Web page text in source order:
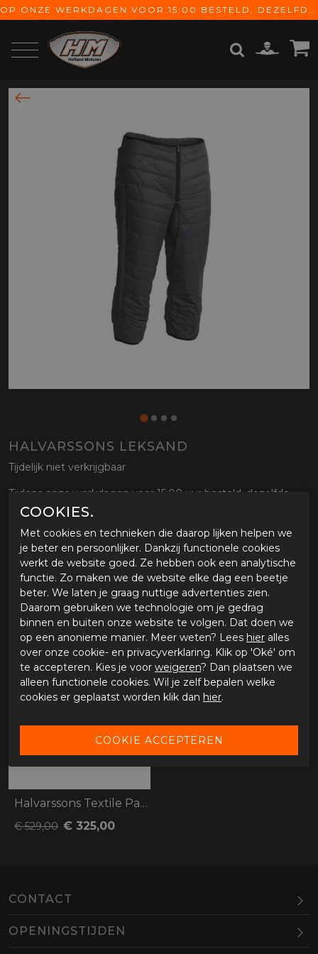
OP ONZE WERKDAGEN VOOR 15:00 BESTELD, DEZELFDE DAG VERZONDEN! GRATIS VERZENDING VANAF € 65,-
HALVARSSONS LEKSAND
Tijdelijk niet verkrijgbaar
Tijdens onze werkdagen voor 15:00 uur besteld, dezelfde
dag verstuurd.
OMSCHRIJVING HALVARSSONS LEKSAND
Halvarssons Leksand
GERELATEERDE PRODUCTEN
-39%
Halvarssons Textile Pants Malung
€ 529,00 € 325,00
CONTACT
OPENINGSTIJDEN
COOKIES.
Met cookies en technieken die daarop lijken helpen we
je beter en persoonlijker. Dankzij functionele cookies
werkt de website goed. Ze hebben ook een analytische
functie. Zo maken we de website elke dag een beetje
beter. We laten je graag nuttige advertenties zien.
Daarom gebruiken we technologie om je gedrag
binnen en buiten onze website te volgen. Dat doen we
op een anonieme manier. Meer weten? Lees hier alles
over onze cookie- en privacyverklaring. Klik op 'Oké' om
te accepteren. Kies je voor weigeren? Dan plaatsen we
alleen functionele cookies. Wil je zelf bepalen welke
cookies er geplaatst worden klik dan hier.